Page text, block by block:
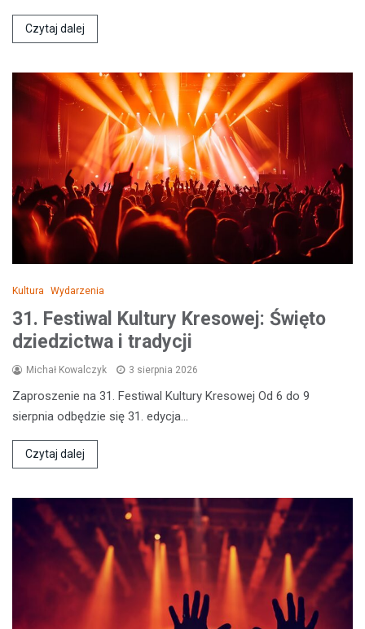
Czytaj dalej
Kultura Wydarzenia
31. Festiwal Kultury Kresowej: Święto
dziedzictwa i tradycji
Michał Kowalczyk 3 sierpnia 2026
Zaproszenie na 31. Festiwal Kultury Kresowej Od 6 do 9
sierpnia odbędzie się 31. edycja…
Czytaj dalej